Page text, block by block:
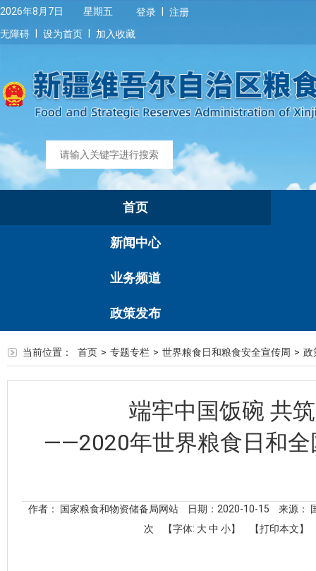
2026年8月7日 星期五 登录
注册
无障碍
设为首页 加入收藏
首页
新闻中心
业务频道
政策发布
当前位置： 首页 > 专题专栏 > 世界粮食日和粮食安全宣传周 > 政
端牢中国饭碗 共
——2020年世界粮食日和全
作者： 国家粮食和物资储备局网站 日期：2020-10-15
来源：
次
【字体: 大 中 小】 【打印本文】